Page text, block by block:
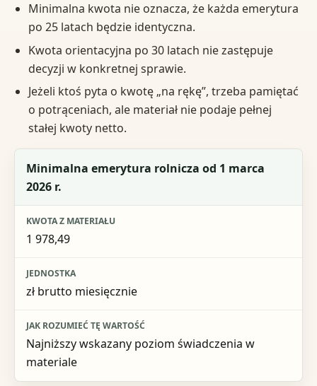
Minimalna kwota nie oznacza, że każda emerytura
po 25 latach będzie identyczna.
Kwota orientacyjna po 30 latach nie zastępuje
decyzji w konkretnej sprawie.
Jeżeli ktoś pyta o kwotę „na rękę”, trzeba pamiętać
o potrąceniach, ale materiał nie podaje pełnej
stałej kwoty netto.
Sytuacja
Jednostka
Minimalna emerytura rolnicza od 1 marca
2026 r.
1 978,49
zł brutto miesięcznie
Najniższy wskazany poziom świadczenia w
materiale